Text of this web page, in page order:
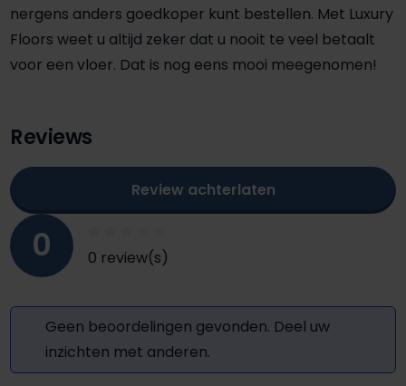
nergens anders goedkoper kunt bestellen. Met Luxury
Floors weet u altijd zeker dat u nooit te veel betaalt
voor een vloer. Dat is nog eens mooi meegenomen!
Reviews
0 0 review(s)
Review achterlaten
Geen beoordelingen gevonden. Deel uw
inzichten met anderen.